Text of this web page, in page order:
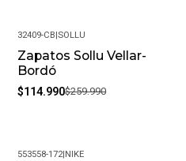
-56%
32409-CB |SOLLU
Zapatos Sollu Vellar-
Bordó
$114.990$259.990
553558-172|NIKE